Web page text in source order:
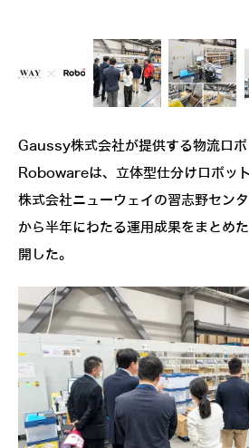
Gaussy株式会社が提供する物流ロボ
Robowareは、立体型仕分けロボッ
株式会社ニューウェイの習志野セン
から半年にわたる運用成果をまとめ
開した。